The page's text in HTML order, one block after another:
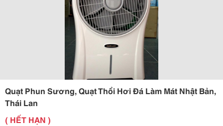
Quạt Phun Sương, Quạt Thổi Hơi Đá Làm Mát Nhật Bản,
Thái Lan
( HẾT HẠN )